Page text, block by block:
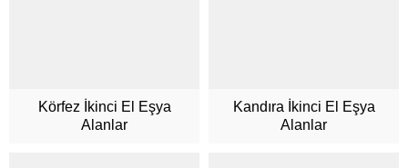
Körfez İkinci El Eşya
Alanlar
Kandıra İkinci El Eşya
Alanlar